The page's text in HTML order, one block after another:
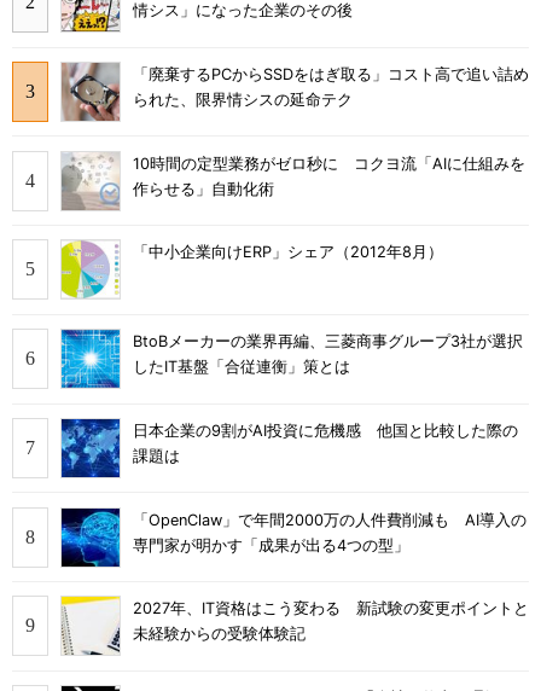
情シス」になった企業のその後
「廃棄するPCからSSDをはぎ取る」コスト高で追い詰め
られた、限界情シスの延命テク
10時間の定型業務がゼロ秒に コクヨ流「AIに仕組みを
作らせる」自動化術
「中小企業向けERP」シェア（2012年8月）
BtoBメーカーの業界再編、三菱商事グループ3社が選択
したIT基盤「合従連衡」策とは
日本企業の9割がAI投資に危機感 他国と比較した際の
課題は
「OpenClaw」で年間2000万の人件費削減も AI導入の
専門家が明かす「成果が出る4つの型」
2027年、IT資格はこう変わる 新試験の変更ポイントと
未経験からの受験体験記